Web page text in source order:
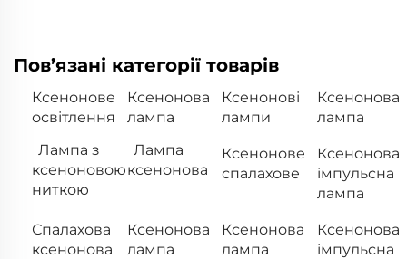
Пов’язані категорії товарів
Ксенонове
освітлення
Ксенонова
лампа
Ксенонові
лампи
Ксенонова
лампа
Лампа з
ксеноновою
ниткою
Лампа
ксенонова
Ксенонове
спалахове
Ксенонова
імпульсна
лампа
Спалахова
ксенонова
Ксенонова
лампа
Ксенонова
лампа
Ксенонова
імпульсна